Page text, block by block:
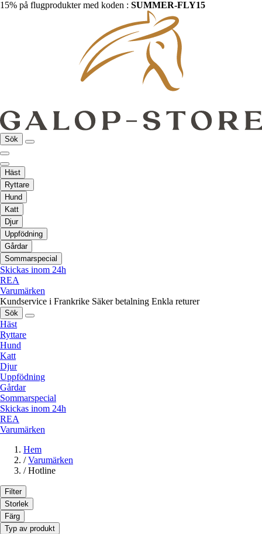
15% på flugprodukter med koden : SUMMER-FLY15
Sök
Häst
Ryttare
Hund
Katt
Djur
Uppfödning
Gårdar
Sommarspecial
Skickas inom 24h
REA
Varumärken
Kundservice i Frankrike Säker betalning Enkla returer
Sök
Häst
Ryttare
Hund
Katt
Djur
Uppfödning
Gårdar
Sommarspecial
Skickas inom 24h
REA
Varumärken
Hem
/ Varumärken
/ Hotline
Filter
Storlek
Färg
Typ av produkt